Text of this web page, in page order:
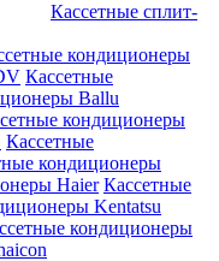
Кассетные сплит-
кондиционеры
Кассетные
Ballu
кондиционеры
Кассетные
кондиционеры
Haier Кассетные
Kentatsu
кондиционеры